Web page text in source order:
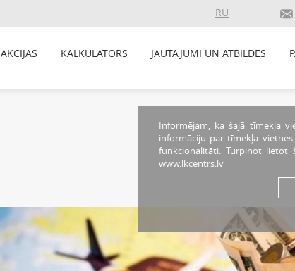
RU
AKCIJAS KALKULATORS JAUTĀJUMI UN ATBILDES
Informējam, ka šajā tīmekļa
informāciju par tīmekļa
funkcionalitāti. Turpinot lietot
www.lkcentrs.lv